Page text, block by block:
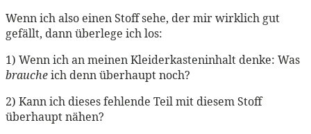
Wenn ich also einen Stoff sehe, der mir wirklich gut
gefällt, dann überlege ich los:
1) Wenn ich an meinen Kleiderkasteninhalt denke: Was
braucheich denn überhaupt noch?
2) Kann ich dieses fehlende Teil mit diesem Stoff
überhaupt nähen?